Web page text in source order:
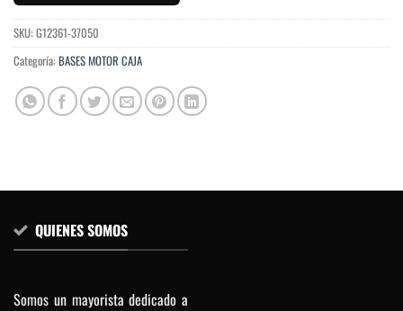
SKU: G12361-37050
Categoría: BASES MOTOR CAJA
QUIENES SOMOS
Somos un mayorista dedicado a